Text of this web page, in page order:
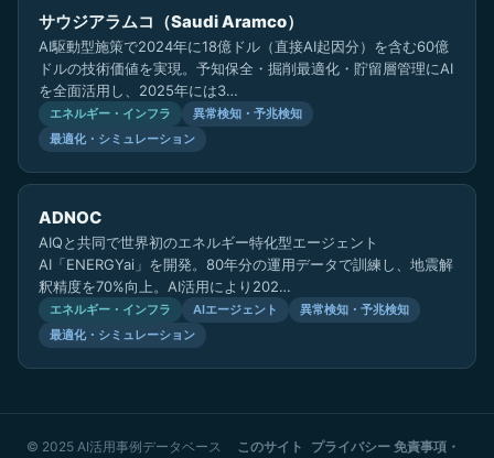
サウジアラムコ（Saudi Aramco）
AI駆動型施策で2024年に18億ドル（直接AI起因分）を含む60億
ドルの技術価値を実現。予知保全・掘削最適化・貯留層管理にAI
を全面活用し、2025年には3…
エネルギー・インフラ
異常検知・予兆検知
最適化・シミュレーション
ADNOC
AIQと共同で世界初のエネルギー特化型エージェント
AI「ENERGYai」を開発。80年分の運用データで訓練し、地震解
釈精度を70%向上。AI活用により202…
エネルギー・インフラ AIエージェント
異常検知・予兆検知
最適化・シミュレーション
© 2025 AI活用事例データベース このサイト プライバシー 免責事項・